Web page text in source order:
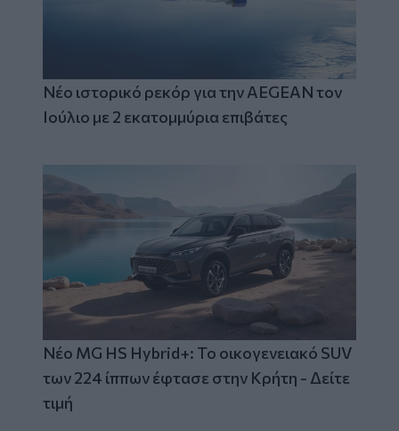
Νέο ιστορικό ρεκόρ για την AEGEAN τον
Ιούλιο με 2 εκατομμύρια επιβάτες
Νέο MG HS Hybrid+: Το οικογενειακό SUV
των 224 ίππων έφτασε στην Κρήτη - Δείτε
τιμή